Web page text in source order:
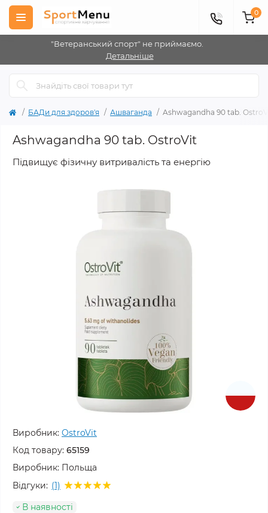
"Ветеранський спорт" не приймаємо.
Детальніше
0
БАДи для здоров'я Ашваганда Ashwagandha 90 tab.
Ashwagandha 90 tab. OstroVit
Підвищує фізичну витривалість та енергію
Виробник: OstroVit
Код товару: 65159
Виробник: Польща
Відгуки: (1)
В наявності